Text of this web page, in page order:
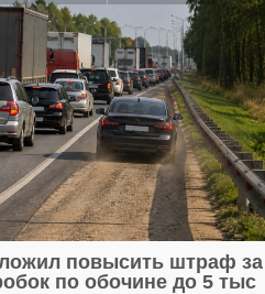
повысить штраф за
по обочине до 5 тыс